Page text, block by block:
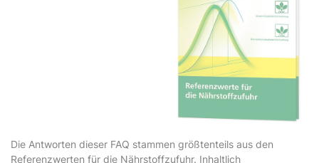
Die Antworten dieser FAQ stammen größtenteils aus den
Referenzwerten für die Nährstoffzufuhr. Inhaltlich